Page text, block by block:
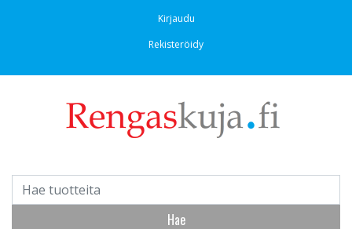
Kirjaudu
Rekisteröidy
Hae